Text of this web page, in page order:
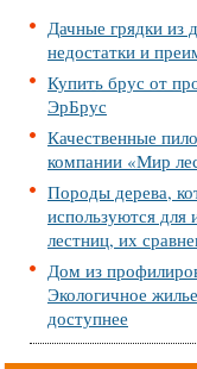
Дачные грядки из
недостатки и
Купить брус от
ЭрБрус
Качественные
компании «Мир
Породы дерева,
используются для
лестниц, их
Дом из
Экологичное
доступнее